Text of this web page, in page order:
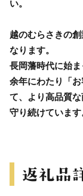
い。
越のむらさきの
なります。
長岡藩時代に始
余年にわたり「
て、より高品質
守り続けています